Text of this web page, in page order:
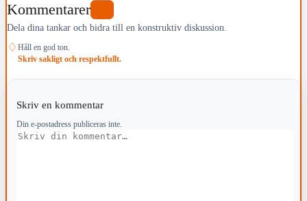
Kommentarer
Dela dina tankar och bidra till en konstruktiv diskussion.
♢ Håll en god ton.
Skriv sakligt och respektfullt.
Skriv en kommentar
Din e-postadress publiceras inte.
Kommentar